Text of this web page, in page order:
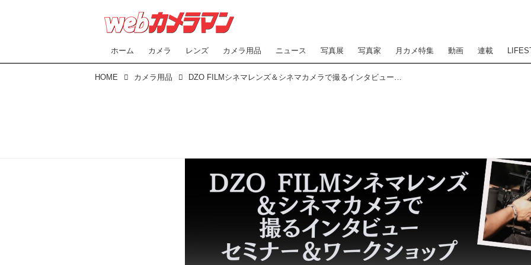
ホーム カメラ レンズ カメラ用品 ニュース 写真展 写真家 月カメ特集 動画 連載
HOME カメラ用品 DZO FILMシネマレンズ＆シネマカメラで撮るインタビュー：セミナー＆ワークショップを8月29日（金）にパンダスタジオ浜町7F（東京・中央区）で開催！